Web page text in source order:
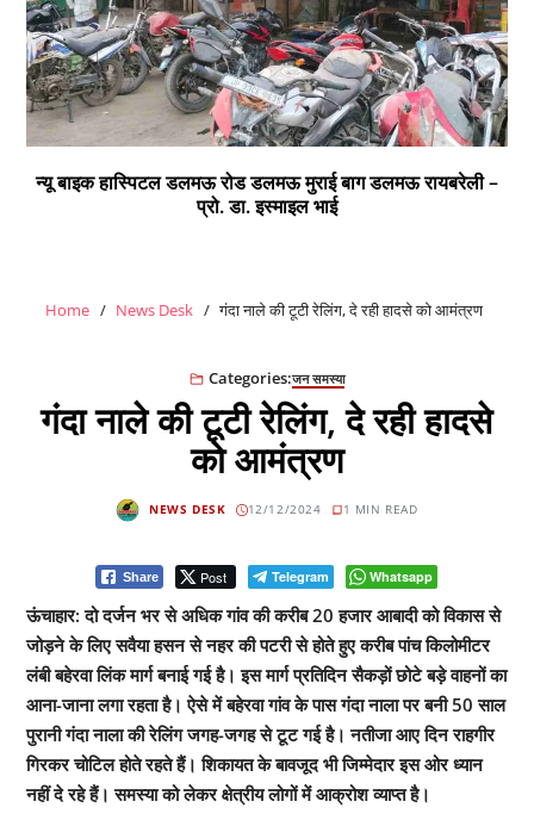
न्यू बाइक हास्पिटल डलमऊ रोड डलमऊ मुराई बाग डलमऊ रायबरेली –
प्रो. डा. इस्माइल भाई
Home News Desk गंदा नाले की टूटी रेलिंग, दे रही हादसे को आमंत्रण
Categories:जन समस्या
गंदा नाले की टूटी रेलिंग, दे रही हादसे
को आमंत्रण
NEWS DESK 12/12/2024 1 MIN READ
Share Post Telegram Whatsapp
ऊंचाहार: दो दर्जन भर से अधिक गांव की करीब 20 हजार आबादी को विकास से
जोड़ने के लिए सवैया हसन से नहर की पटरी से होते हुए करीब पांच किलोमीटर
लंबी बहेरवा लिंक मार्ग बनाई गई है। इस मार्ग प्रतिदिन सैकड़ों छोटे बड़े वाहनों का
आना-जाना लगा रहता है। ऐसे में बहेरवा गांव के पास गंदा नाला पर बनी 50 साल
पुरानी गंदा नाला की रेलिंग जगह-जगह से टूट गई है। नतीजा आए दिन राहगीर
गिरकर चोटिल होते रहते हैं। शिकायत के बावजूद भी जिम्मेदार इस ओर ध्यान
नहीं दे रहे हैं। समस्या को लेकर क्षेत्रीय लोगों में आक्रोश व्याप्त है।